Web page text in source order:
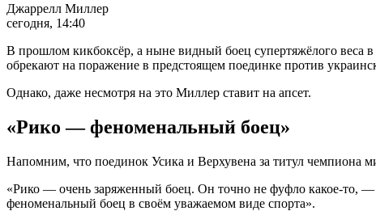
Джаррелл Миллер
сегодня, 14:40
В прошлом кикбоксёр, а ныне видный боец супертяжёлого веса
обрекают на поражение в предстоящем поединке против
Однако, даже несмотря на это Миллер ставит на апсет.
«Рико — феноменальный боец»
Напомним, что поединок Усика и Верхувена за титул чемпиона
«Рико — очень заряженный боец. Он точно не фуфло какое-то,
феноменальный боец в своём уважаемом виде спорта».